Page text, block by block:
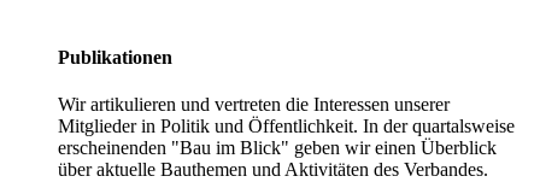
Publikationen
Wir artikulieren und vertreten die Interessen unserer
Mitglieder in Politik und Öffentlichkeit. In der quartalsweise
erscheinenden "Bau im Blick" geben wir einen Überblick
über aktuelle Bauthemen und Aktivitäten des Verbandes.